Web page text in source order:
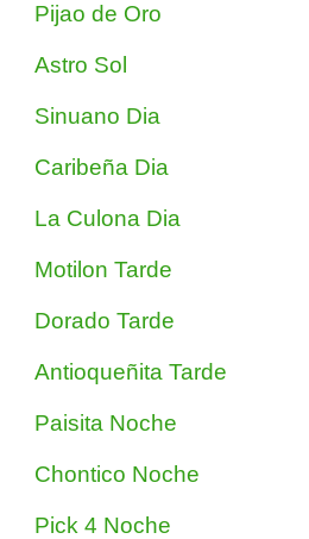
Pijao de Oro
Astro Sol
Sinuano Dia
Caribeña Dia
La Culona Dia
Motilon Tarde
Dorado Tarde
Antioqueñita Tarde
Paisita Noche
Chontico Noche
Pick 4 Noche